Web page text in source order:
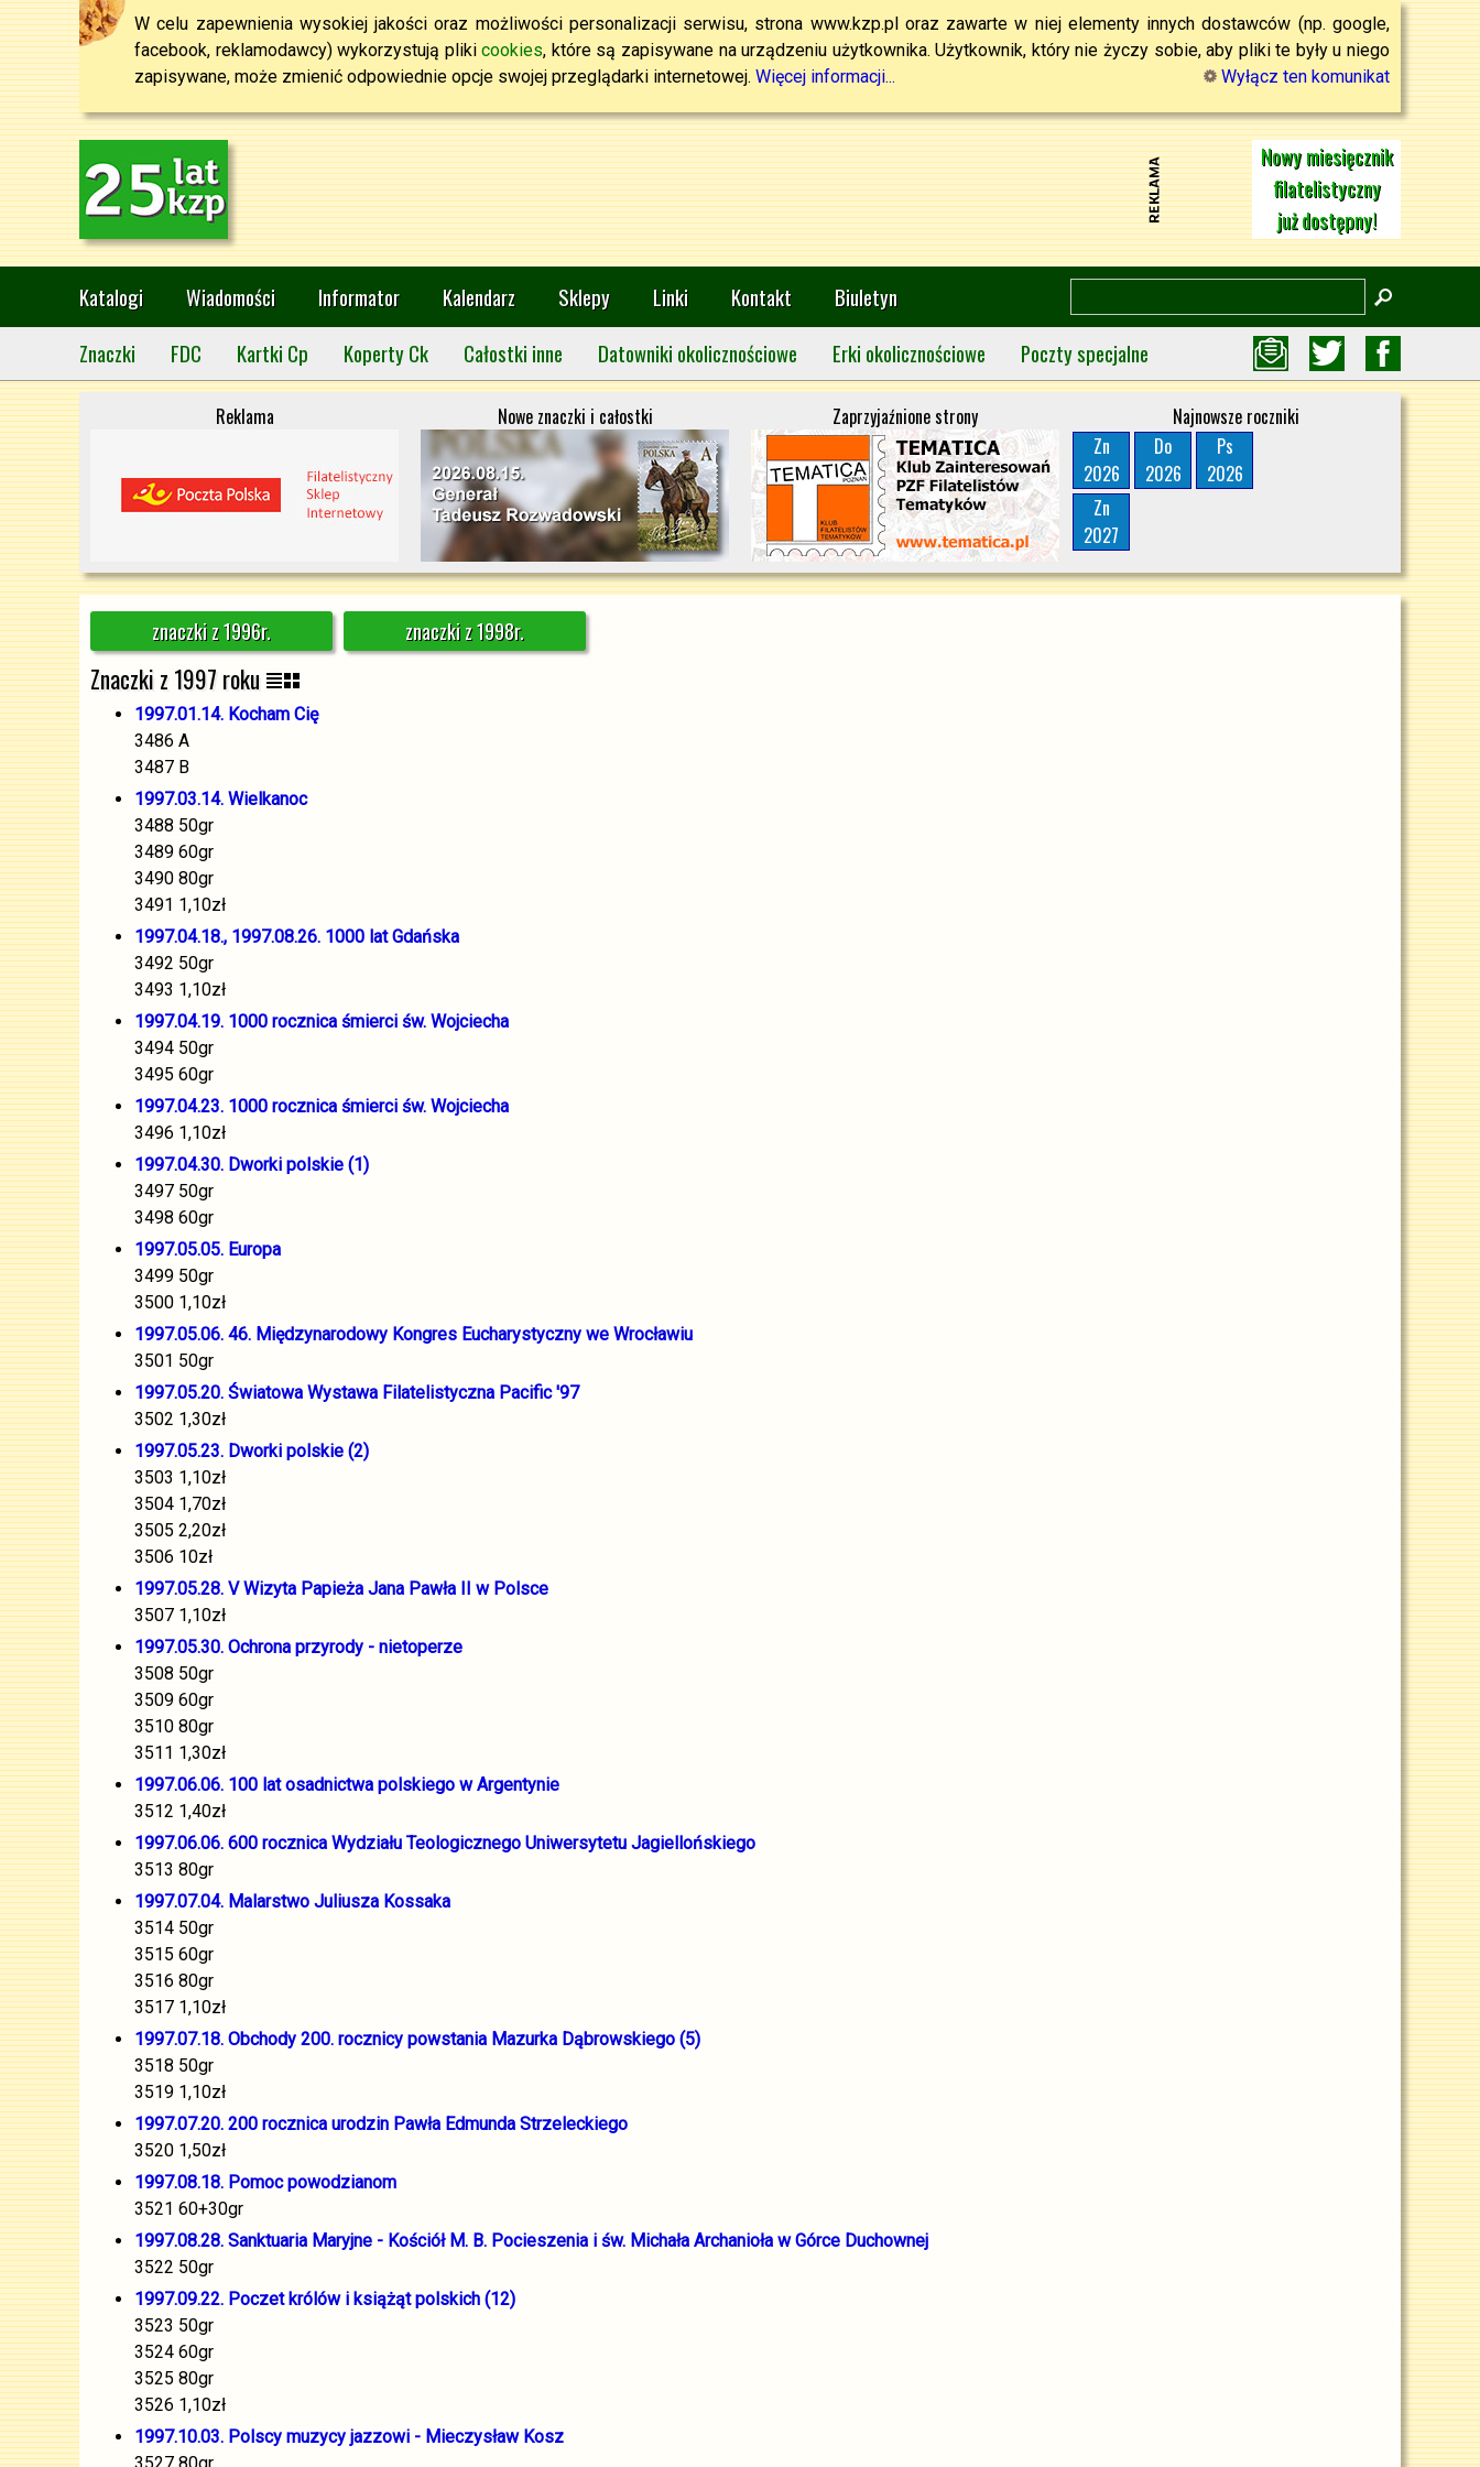
W celu zapewnienia wysokiej jakości oraz możliwości personalizacji serwisu, strona www.kzp.pl oraz zawarte w niej elementy innych dostawców (np. google,
facebook, reklamodawcy) wykorzystują plikicookies, które są zapisywane na urządzeniu użytkownika. Użytkownik, który nie życzy sobie, aby pliki te były u niego
zapisywane, może zmienić odpowiednie opcje swojej przeglądarki internetowej. Więcej informacji... Wyłącz ten komunikat
Nowy miesięcznik
filatelistyczny
już dostępny!
Katalogi Wiadomości Informator Kalendarz Sklepy Linki Kontakt
Biuletyn
Znaczki
FDC Kartki Cp Koperty Ck Całostki inne Datowniki okolicznościowe Erki okolicznościowe Poczty specjalne
Reklama Nowe znaczki i całostki Zaprzyjaźnione strony
Najnowsze roczniki
Zn
2026
Do
2026
Ps
2026
Zn
2027
znaczki z 1996r. znaczki z 1998r.
Znaczki z 1997 roku
1997.01.14. Kocham Cię
3486 A
3487 B
1997.03.14. Wielkanoc
3488 50gr
3489 60gr
3490 80gr
3491 1,10zł
1997.04.18., 1997.08.26. 1000 lat Gdańska
3492 50gr
3493 1,10zł
1997.04.19. 1000 rocznica śmierci św. Wojciecha
3494 50gr
3495 60gr
1997.04.23. 1000 rocznica śmierci św. Wojciecha
3496 1,10zł
1997.04.30. Dworki polskie (1)
3497 50gr
3498 60gr
1997.05.05. Europa
3499 50gr
3500 1,10zł
1997.05.06. 46. Międzynarodowy Kongres Eucharystyczny we Wrocławiu
3501 50gr
1997.05.20. Światowa Wystawa Filatelistyczna Pacific '97
3502 1,30zł
1997.05.23. Dworki polskie (2)
3503 1,10zł
3504 1,70zł
3505 2,20zł
3506 10zł
1997.05.28. V Wizyta Papieża Jana Pawła II w Polsce
3507 1,10zł
1997.05.30. Ochrona przyrody - nietoperze
3508 50gr
3509 60gr
3510 80gr
3511 1,30zł
1997.06.06. 100 lat osadnictwa polskiego w Argentynie
3512 1,40zł
1997.06.06. 600 rocznica Wydziału Teologicznego Uniwersytetu Jagiellońskiego
3513 80gr
1997.07.04. Malarstwo Juliusza Kossaka
3514 50gr
3515 60gr
3516 80gr
3517 1,10zł
1997.07.18. Obchody 200. rocznicy powstania Mazurka Dąbrowskiego (5)
3518 50gr
3519 1,10zł
1997.07.20. 200 rocznica urodzin Pawła Edmunda Strzeleckiego
3520 1,50zł
1997.08.18. Pomoc powodzianom
3521 60+30gr
1997.08.28. Sanktuaria Maryjne - Kościół M. B. Pocieszenia i św. Michała Archanioła w Górce Duchownej
3522 50gr
1997.09.22. Poczet królów i książąt polskich (12)
3523 50gr
3524 60gr
3525 80gr
3526 1,10zł
1997.10.03. Polscy muzycy jazzowi - Mieczysław Kosz